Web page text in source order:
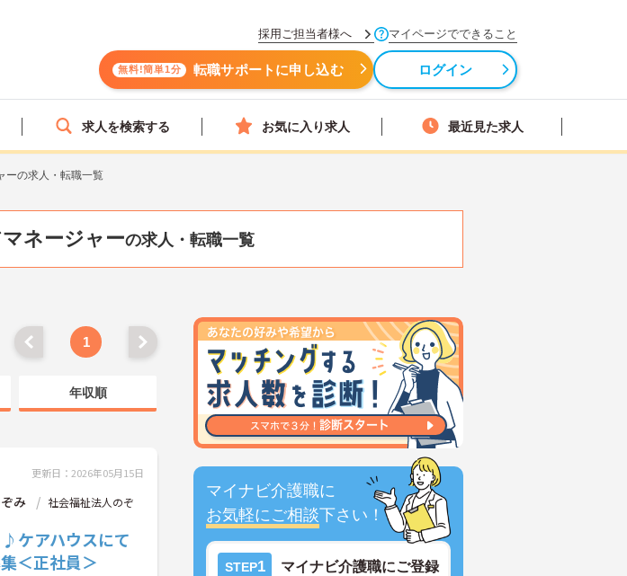
採用ご担当者様へ マイページでできること
無料!簡単1分 転職サポートに申し込む ログイン
求人を検索する お気に入り求人 最近見た求人
ーの求人・転職一覧
ネージャーの求人・転職一覧
マイナビ介護職に
お気軽にご相談下さい！
STEP1 マイナビ介護職にご登録
1
年収順
更新日：2026年05月15日
み
社会福祉法人のぞ
♪ケアハウスにて
＜正社員＞